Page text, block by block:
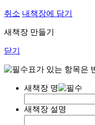
취소 내책장에 담기
새책장 만들기
닫기
표가 있는 항목은
새책장 명
새책장 설명